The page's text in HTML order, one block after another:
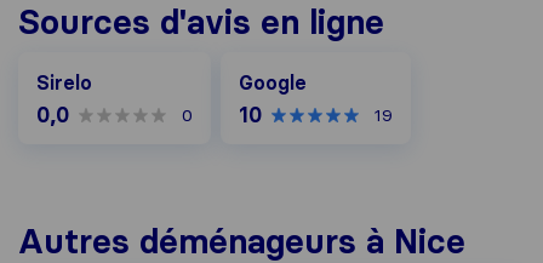
Sources d'avis en ligne
Sirelo
0,0 0
Google
10 19
Autres déménageurs à Nice